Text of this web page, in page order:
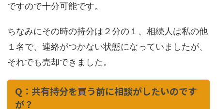
ですので十分可能です。
ちなみにその時の持分は２分の１、相続人は私の他
１名で、連絡がつかない状態になっていましたが、
それでも売却できました。
Q：共有持分を買う前に相談がしたいのです
が？